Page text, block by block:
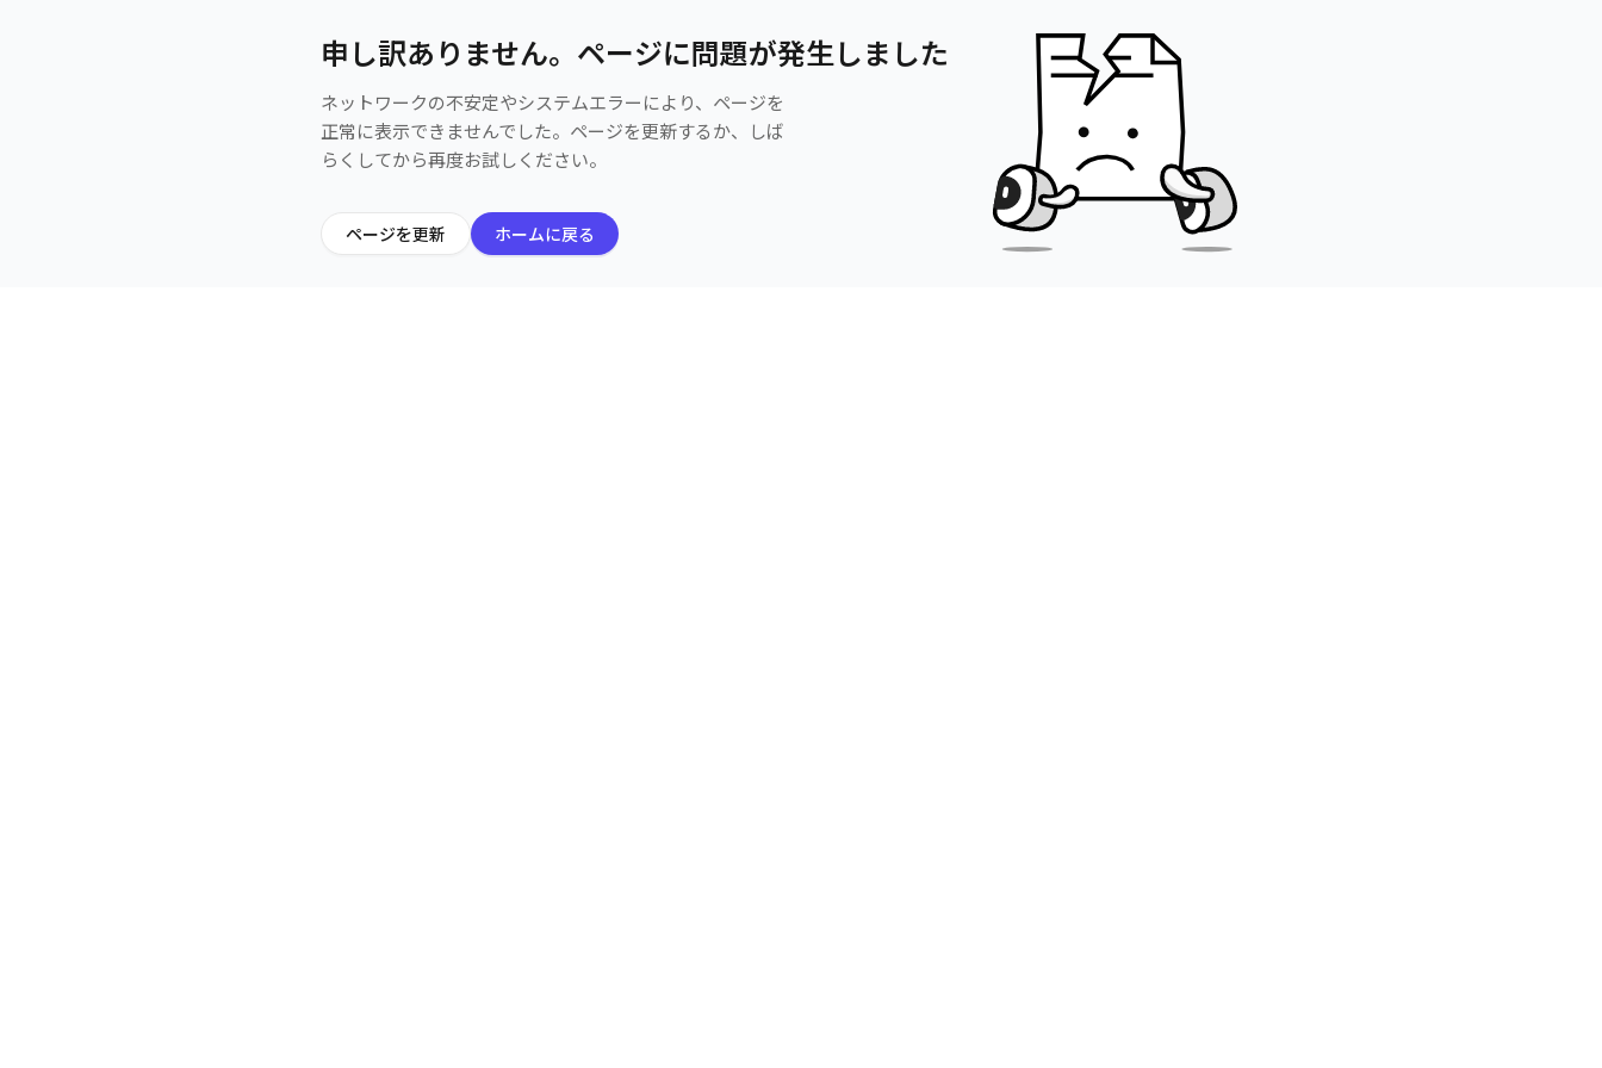
申し訳ありません。ページに問題が発生しました
ネットワークの不安定やシステムエラーにより、ページを
正常に表示できませんでした。ページを更新するか、しば
らくしてから再度お試しください。
ページを更新 ホームに戻る